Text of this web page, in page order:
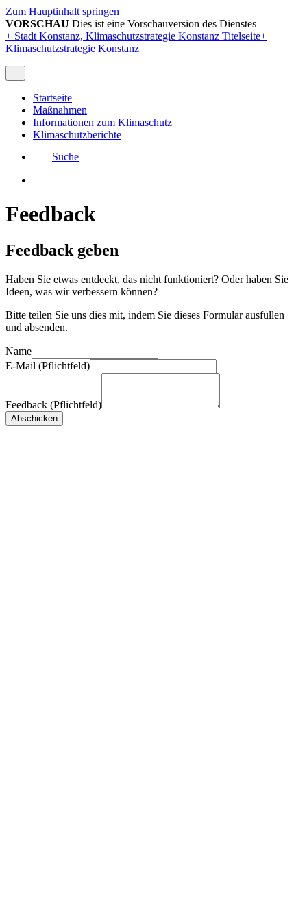
Zum Hauptinhalt springen
VORSCHAU Dies ist eine Vorschauversion des Dienstes
+ Stadt Konstanz, Klimaschutzstrategie Konstanz Titelseite+
Klimaschutzstrategie Konstanz
Startseite
Maßnahmen
Informationen zum Klimaschutz
Klimaschutzberichte
Suche
Feedback
Feedback geben
Haben Sie etwas entdeckt, das nicht funktioniert? Oder haben Sie
Ideen, was wir verbessern können?
Bitte teilen Sie uns dies mit, indem Sie dieses Formular ausfüllen
und absenden.
Name
E-Mail (Pflichtfeld)
Feedback (Pflichtfeld)
Abschicken